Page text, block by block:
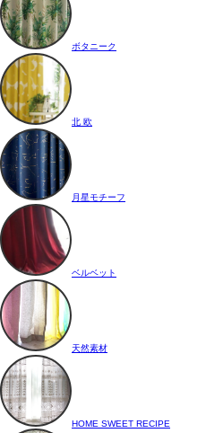
ボタニーク
北 欧
月星モチーフ
ベルベット
天然素材
HOME SWEET RECIPE